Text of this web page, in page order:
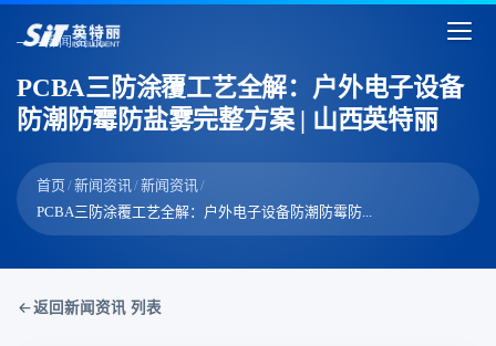
新闻资讯
PCBA三防涂覆工艺全解：户外电子设备
防潮防霉防盐雾完整方案 | 山西英特丽
首页 /新闻资讯 /新闻资讯 /
PCBA三防涂覆工艺全解：户外电子设备防潮防霉防...
返回新闻资讯 列表